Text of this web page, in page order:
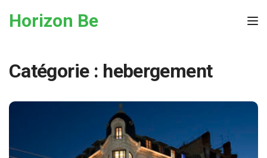
Horizon Be
Catégorie : hebergement